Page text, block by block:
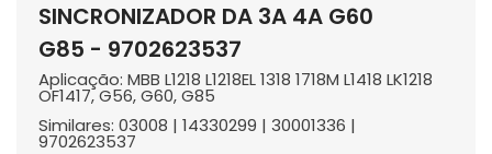
SINCRONIZADOR DA 3A 4A G60
G85 - 9702623537
Aplicação: MBB L1218 L1218EL 1318 1718M L1418 LK1218
OF1417, G56, G60, G85
Similares: 03008 | 14330299 | 30001336 |
9702623537